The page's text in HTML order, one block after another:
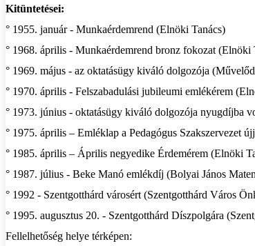
Kitüntetései:
° 1955. január - Munkaérdemrend (Elnöki Tanács)
° 1968. április - Munkaérdemrend bronz fokozat (Elnöki
° 1969. május - az oktatásügy kiváló dolgozója
° 1970. április - Felszabadulási jubileumi emlékérem
° 1973. június - oktatásügy kiváló dolgozója nyugdíjba
° 1975. április – Emléklap a Pedagógus Szakszervezet
° 1985. április – Április negyedike Érdemérem (Elnöki
° 1987. július - Beke Manó emlékdíj (Bolyai János
° 1992 - Szentgotthárd városért (Szentgotthárd Város
° 1995. augusztus 20. - Szentgotthárd Díszpolgára
Fellelhetőség helye térképen: